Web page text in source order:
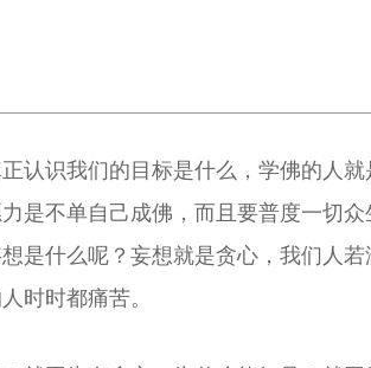
认识我们的目标是什么，学佛的人
是不单自己成佛，而且要普度一切
是什么呢？妄想就是贪心，我们人
时时都痛苦。